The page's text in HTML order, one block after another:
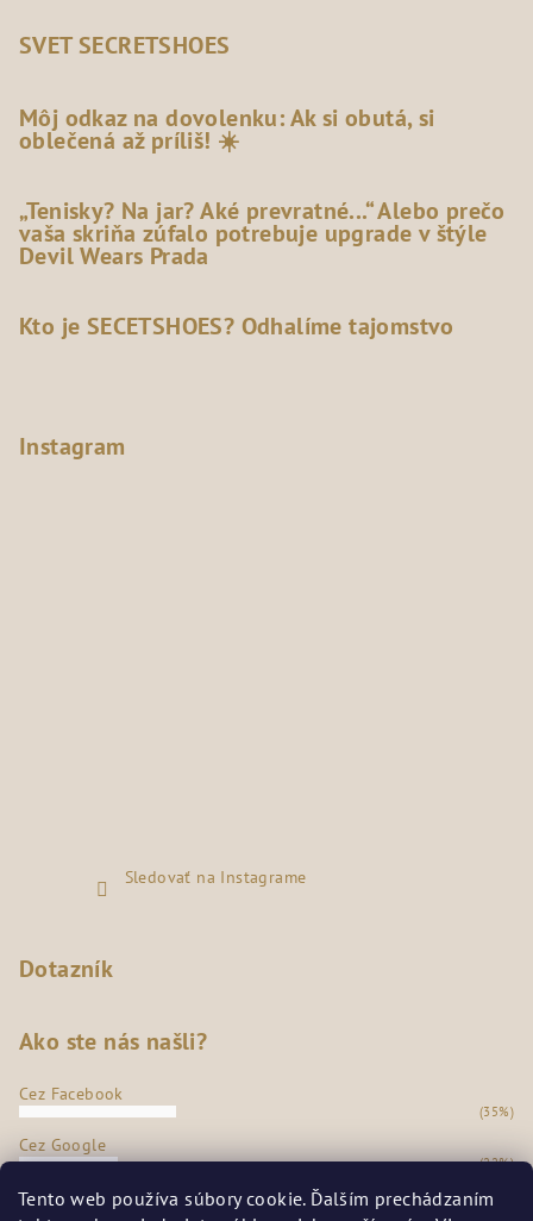
Tento web používa súbory cookie. Ďalším prechádzaním
SVET SECRETSHOES
Môj odkaz na dovolenku: Ak si obutá, si
oblečená až príliš! ☀️
„Tenisky? Na jar? Aké prevratné...“ Alebo prečo
vaša skriňa zúfalo potrebuje upgrade v štýle
Devil Wears Prada
Kto je SECETSHOES? Odhalíme tajomstvo
Instagram
Sledovať na Instagrame
Dotazník
Ako ste nás našli?
Cez Facebook
(35%)
Cez Google
(22%)
Z našej predajne